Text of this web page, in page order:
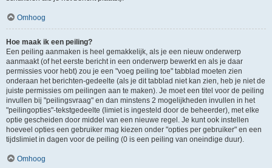
Omhoog
Hoe maak ik een peiling?
Een peiling aanmaken is heel gemakkelijk, als je een nieuw onderwerp
aanmaakt (of het eerste bericht in een onderwerp bewerkt en als je daar
permissies voor hebt) zou je een "voeg peiling toe" tabblad moeten zien
onderaan het berichten-gedeelte (als je dit tabblad niet kan zien, heb je niet de
juiste permissies om peilingen aan te maken). Je moet een titel voor de peiling
invullen bij "peilingsvraag" en dan minstens 2 mogelijkheden invullen in het
"peilingopties"-tekstgedeelte (limiet is ingesteld door de beheerder), met elke
optie gescheiden door middel van een nieuwe regel. Je kunt ook instellen
hoeveel opties een gebruiker mag kiezen onder "opties per gebruiker" en een
tijdslimiet in dagen voor de peiling (0 is een peiling van oneindige duur).
Omhoog